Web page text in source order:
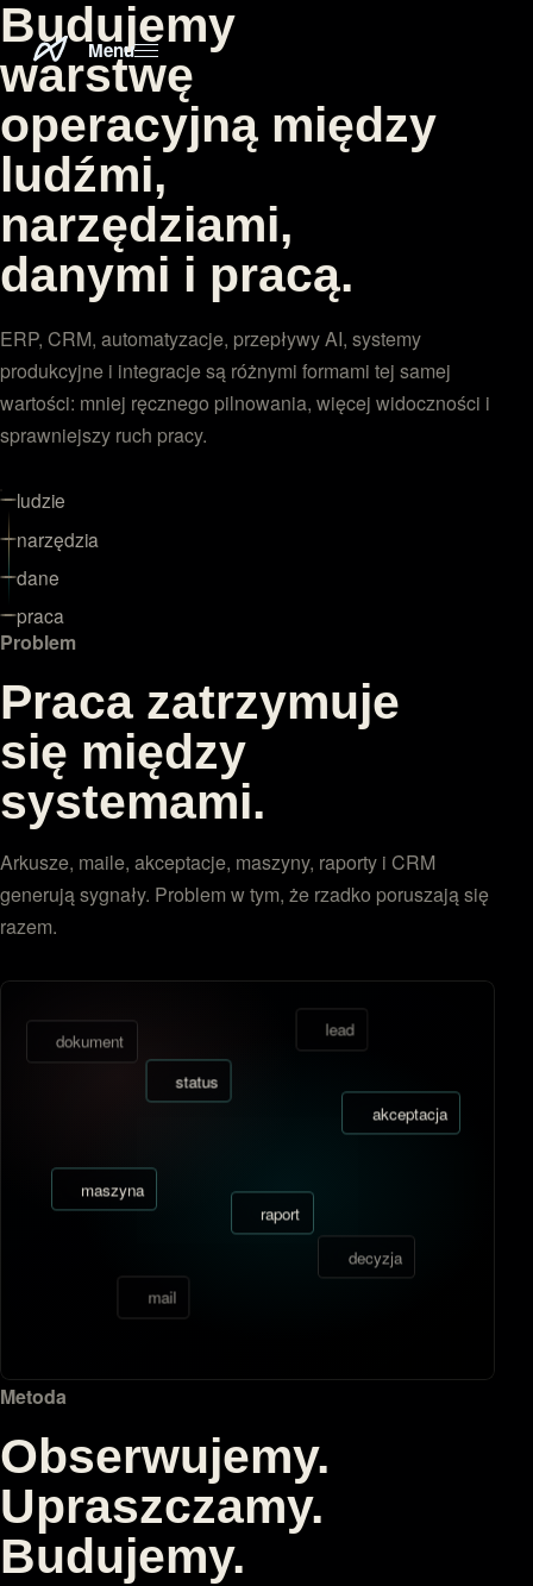
Menu
Actiflow. Nadajemy pracy ruch.
Budujemy
warstwę
operacyjną między
ludźmi,
narzędziami,
danymi i pracą.
ERP, CRM, automatyzacje, przepływy AI, systemy
produkcyjne i integracje są różnymi formami tej samej
wartości: mniej ręcznego pilnowania, więcej widoczności i
sprawniejszy ruch pracy.
ludzie
narzędzia
dane
praca
Problem
Praca zatrzymuje
się między
systemami.
Arkusze, maile, akceptacje, maszyny, raporty i CRM
generują sygnały. Problem w tym, że rzadko poruszają się
razem.
dokument
lead
status
akceptacja
maszyna
raport
decyzja
mail
Metoda
Obserwujemy.
Upraszczamy.
Budujemy.